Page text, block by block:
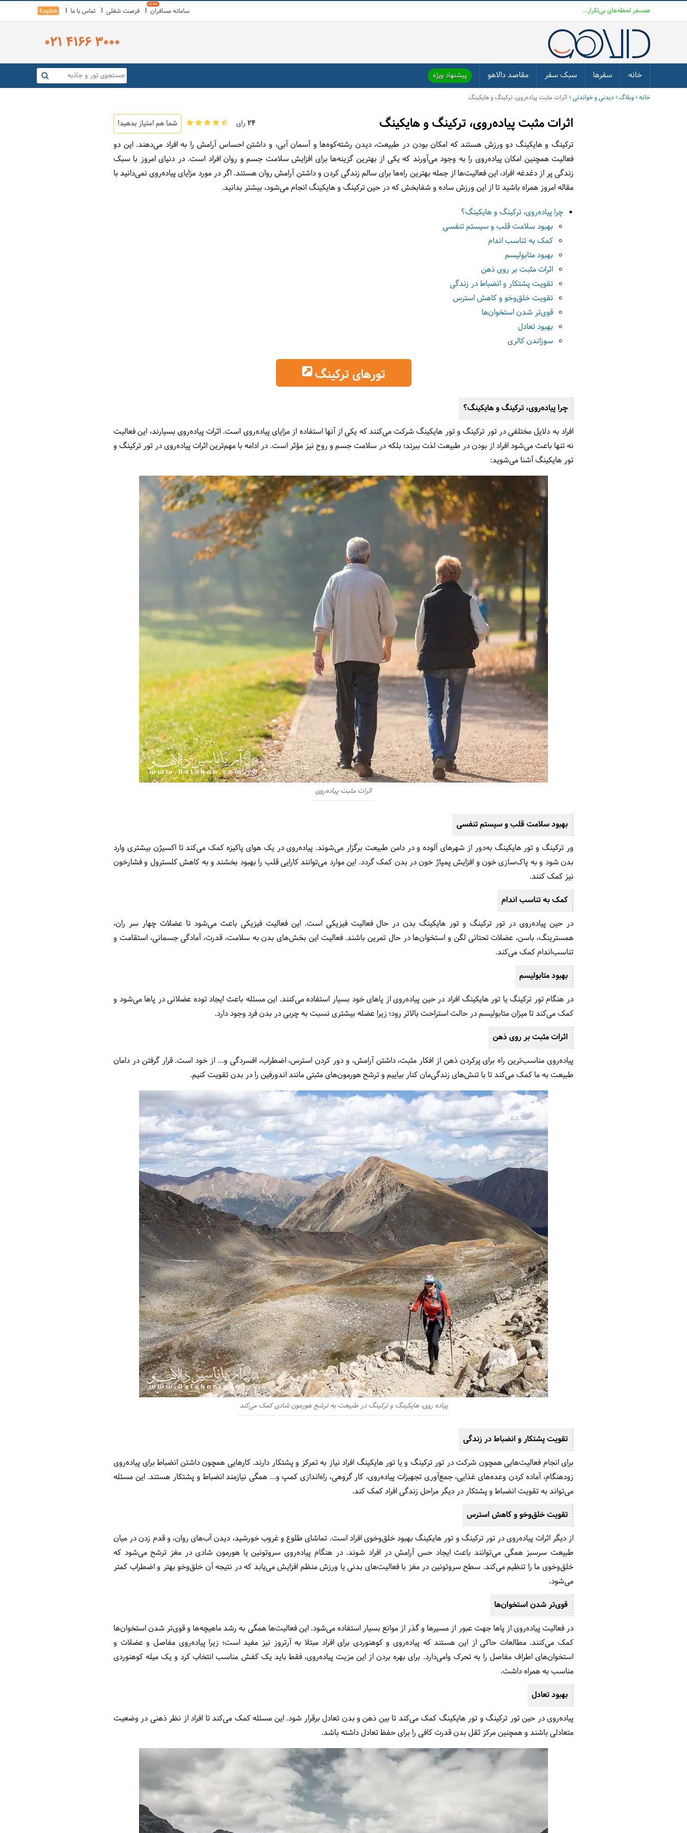
همسفر لحظه‌های بی‌تکرار... سامانه مسافران فرصت شغلی تماس با ما English
021 4166 3000
خانه سفرها سبک سفر مقاصد دالاهو پیشنهاد ویژه
خانه وبلاگ دیدنی و خواندنی اثرات مثبت پیاده‌روی، ترکینگ و هایکینگ
اثرات مثبت پیاده‌روی، ترکینگ و هایکینگ 24رای شما هم امتیاز بدهید!
ترکینگ و هایکینگ دو ورزش هستند که امکان بودن در طبیعت، دیدن رشته‌کوه‌ها و آسمان آبی، و داشتن احساس آرامش را به افراد می‌دهند. این دو
فعالیت همچنین امکان پیاده‌روی را به وجود می‌آورند که یکی از بهترین گزینه‌ها برای افزایش سلامت جسم و روان افراد است. در دنیای امروز با سبک
زندگی پر از دغدغه افراد، این فعالیت‌ها از جمله بهترین راه‌ها برای سالم زندگی کردن و داشتن آرامش روان هستند. اگر در مورد مزایای پیاده‌روی نمی‌دانید با
مقاله امروز همراه باشید تا از این ورزش ساده و شفابخش که در حین ترکینگ و هایکینگ انجام می‌شود، بیشتر بدانید.
چرا پیاده‌روی، ترکینگ و هایکینگ؟
بهبود سلامت قلب و سیستم تنفسی
کمک به تناسب اندام
بهبود متابولیسم
اثرات مثبت بر روی ذهن
تقویت پشتکار و انضباط در زندگی
تقویت خلق‌وخو و کاهش استرس
قوی‌تر شدن استخوان‌ها
بهبود تعادل
سوزاندن کالری
تورهای ترکینگ
چرا پیاده‌روی، ترکینگ و هایکینگ؟
افراد به دلایل مختلفی در تور ترکینگ و تور هایکینگ شرکت می‌کنند که یکی از آنها استفاده از مزایای پیاده‌روی است. اثرات پیاده‌روی بسیارند، این فعالیت
نه تنها باعث می‌شود افراد از بودن در طبیعت لذت ببرند؛ بلکه در سلامت جسم و روح نیز مؤثر است. در ادامه با مهم‌ترین اثرات پیاده‌روی در تور ترکینگ و
تور هایکینگ آشنا می‌شوید:
اثرات مثبت پیاده‌روی
بهبود سلامت قلب و سیستم تنفسی
ور ترکینگ و تور هایکینگ به‌دور از شهرهای آلوده و در دامن طبیعت برگزار می‌شوند. پیاده‌روی در یک هوای پاکیزه کمک می‌کند تا اکسیژن بیشتری وارد
بدن شود و به پاک‌سازی خون و افزایش پمپاژ خون در بدن کمک گردد. این موارد می‌توانند کارایی قلب را بهبود بخشند و به کاهش کلسترول و فشارخون
نیز کمک کنند.
کمک به تناسب اندام
در حین پیاده‌روی در تور ترکینگ و تور هایکینگ بدن در حال فعالیت فیزیکی است. این فعالیت فیزیکی باعث می‌شود تا عضلات چهار سر ران،
همسترینگ، باسن، عضلات تحتانی لگن و استخوان‌ها در حال تمرین باشند. فعالیت این بخش‌های بدن به سلامت، قدرت، آمادگی جسمانی، استقامت و
تناسب‌اندام کمک می‌کند.
بهبود متابولیسم
در هنگام تور ترکینگ یا تور هایکینگ افراد در حین پیاده‌روی از پاهای خود بسیار استفاده می‌کنند. این مسئله باعث ایجاد توده عضلانی در پاها می‌شود و
کمک می‌کند تا میزان متابولیسم در حالت استراحت بالاتر رود؛ زیرا عضله بیشتری نسبت به چربی در بدن فرد وجود دارد.
اثرات مثبت بر روی ذهن
پیاده‌روی مناسب‌ترین راه برای پرکردن ذهن از افکار مثبت، داشتن آرامش، و دور کردن استرس، اضطراب، افسردگی و... از خود است. قرار گرفتن در دامان
طبیعت به ما کمک می‌کند تا با تنش‌های زندگی‌مان کنار بیاییم و ترشح هورمون‌های مثبتی مانند اندورفین را در بدن تقویت کنیم.
پیاده روی، هایکینگ و ترکینگ در طبیعت به ترشح هورمون شادی کمک می‌کند
تقویت پشتکار و انضباط در زندگی
برای انجام فعالیت‌هایی همچون شرکت در تور ترکینگ و یا تور هایکینگ افراد نیاز به تمرکز و پشتکار دارند. کارهایی همچون داشتن انضباط برای پیاده‌روی
زودهنگام، آماده کردن وعده‌های غذایی، جمع‌آوری تجهیزات پیاده‌روی، کار گروهی، راه‌اندازی کمپ و... همگی نیازمند انضباط و پشتکار هستند. این مسئله
می‌تواند به تقویت انضباط و پشتکار در دیگر مراحل زندگی افراد کمک کند.
تقویت خلق‌وخو و کاهش استرس
از دیگر اثرات پیاده‌روی در تور ترکینگ و تور هایکینگ بهبود خلق‌وخوی افراد است. تماشای طلوع و غروب خورشید، دیدن آب‌های روان، و قدم زدن در میان
طبیعت سرسبز همگی می‌توانند باعث ایجاد حس آرامش در افراد شوند. در هنگام پیاده‌روی سروتونین یا هورمون شادی در مغز ترشح می‌شود که
خلق‌وخوی ما را تنظیم می‌کند. سطح سروتونین در مغز با فعالیت‌های بدنی یا ورزش منظم افزایش می‌یابد که در نتیجه آن خلق‌وخو بهتر و اضطراب کمتر
می‌شود.
قوی‌تر شدن استخوان‌ها
در فعالیت پیاده‌روی از پاها جهت عبور از مسیرها و گذر از موانع بسیار استفاده می‌شود. این فعالیت‌ها همگی به رشد ماهیچه‌ها و قوی‌تر شدن استخوان‌ها
کمک می‌کنند. مطالعات حاکی از این هستند که پیاده‌روی و کوهنوردی برای افراد مبتلا به آرتروز نیز مفید است؛ زیرا پیاده‌روی مفاصل و عضلات و
استخوان‌های اطراف مفاصل را به تحرک وامی‌دارد. برای بهره بردن از این مزیت پیاده‌روی، فقط باید یک کفش مناسب انتخاب کرد و یک میله کوهنوردی
مناسب به همراه داشت.
بهبود تعادل
پیاده‌روی در حین تور ترکینگ و تور هایکینگ کمک می‌کند تا بین ذهن و بدن تعادل برقرار شود. این مسئله کمک می‌کند تا افراد از نظر ذهنی در وضعیت
متعادلی باشند و همچنین مرکز ثقل بدن قدرت کافی را برای حفظ تعادل داشته باشد.